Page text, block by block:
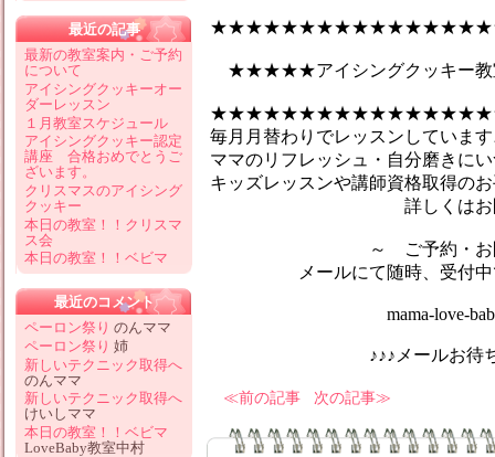
★★★★★アイシングクッキー
毎月月替わりでレッスンしていま
ママのリフレッシュ・自分磨きに
キッズレッスンや講師資格取得の
詳しくはお問合せ
～ ご予約・お問い
メールにて随時、受付中で
mama-love-
♪♪♪メールお待ちして
前の記事 次の記事
最近の記事
最新の教室案内・ご予約
について
アイシングクッキーオー
ダーレッスン
１月教室スケジュール
アイシングクッキー認定
講座 合格おめでとうご
ざいます。
クリスマスのアイシング
クッキー
本日の教室！！クリスマ
ス会
本日の教室！！ベビマ
最近のコメント
ペーロン祭り のんママ
ペーロン祭り 姉
新しいテクニック取得へ
のんママ
新しいテクニック取得へ
けいしママ
本日の教室！！ベビマ
LoveBaby教室中村